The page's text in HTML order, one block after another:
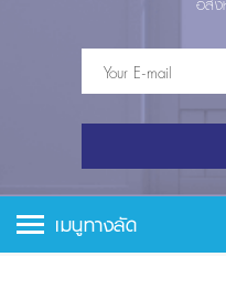
เมนูทางลัด